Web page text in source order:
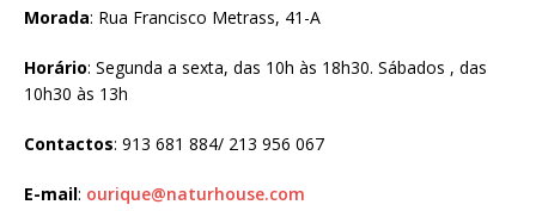
Morada: Rua Francisco Metrass, 41-A
Horário: Segunda a sexta, das 10h às 18h30. Sábados , das
10h30 às 13h
Contactos: 913 681 884/ 213 956 067
E-mail: ourique@naturhouse.com